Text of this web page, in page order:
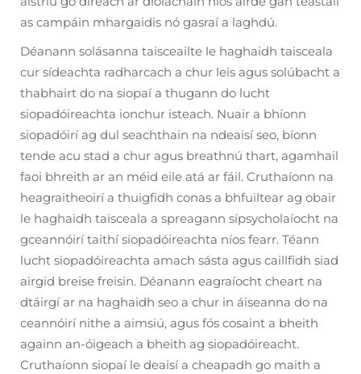
as campáin mhargaidis nó gasraí a laghdú.
Déanann solásanna taisceailte le haghaidh taisceala
cur sídeachta radharcach a chur leis agus solúbacht a
thabhairt do na siopaí a thugann do lucht
siopadóireachta ionchur isteach. Nuair a bhíonn
siopadóirí ag dul seachthain na ndeaisí seo, bíonn
tende acu stad a chur agus breathnú thart, agamhail
faoi bhreith ar an méid eile atá ar fáil. Cruthaíonn na
heagraitheoirí a thuigfidh conas a bhfuiltear ag obair
le haghaidh taisceala a spreagann sípsycholaíocht na
gceannóirí taithí siopadóireachta níos fearr. Téann
lucht siopadóireachta amach sásta agus caillfidh siad
airgid breise freisin. Déanann eagraíocht cheart na
dtáirgí ar na haghaidh seo a chur in áiseanna do na
ceannóirí nithe a aimsiú, agus fós cosaint a bheith
againn an-óigeach a bheith ag siopadóireacht.
Cruthaíonn siopaí le deaisí a cheapadh go maith a